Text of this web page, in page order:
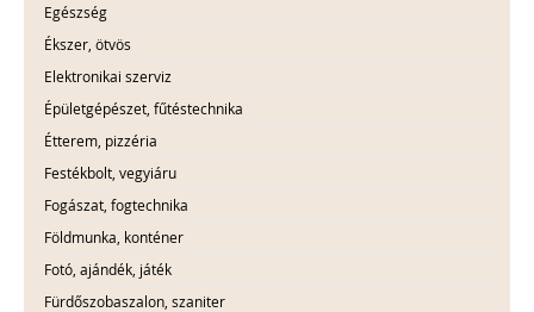
Egészség
Ékszer, ötvös
Elektronikai szerviz
Épületgépészet, fűtéstechnika
Étterem, pizzéria
Festékbolt, vegyiáru
Fogászat, fogtechnika
Földmunka, konténer
Fotó, ajándék, játék
Fürdőszobaszalon, szaniter